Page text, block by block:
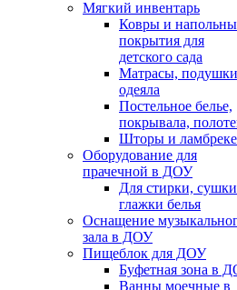
Мягкий инвентарь
Ковры и
покрытия для
детского сада
Матрасы,
одеяла
Постельное белье,
покрывала,
Шторы и
Оборудование для
прачечной в ДОУ
Для стирки,
глажки белья
Оснащение
зала в ДОУ
Пищеблок для ДОУ
Буфетная зона в
Ванны моечные в